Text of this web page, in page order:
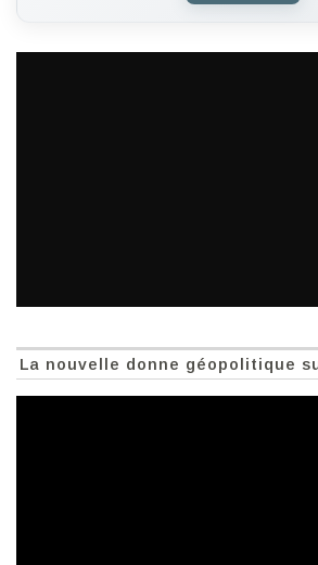
La nouvelle donne géopolitique